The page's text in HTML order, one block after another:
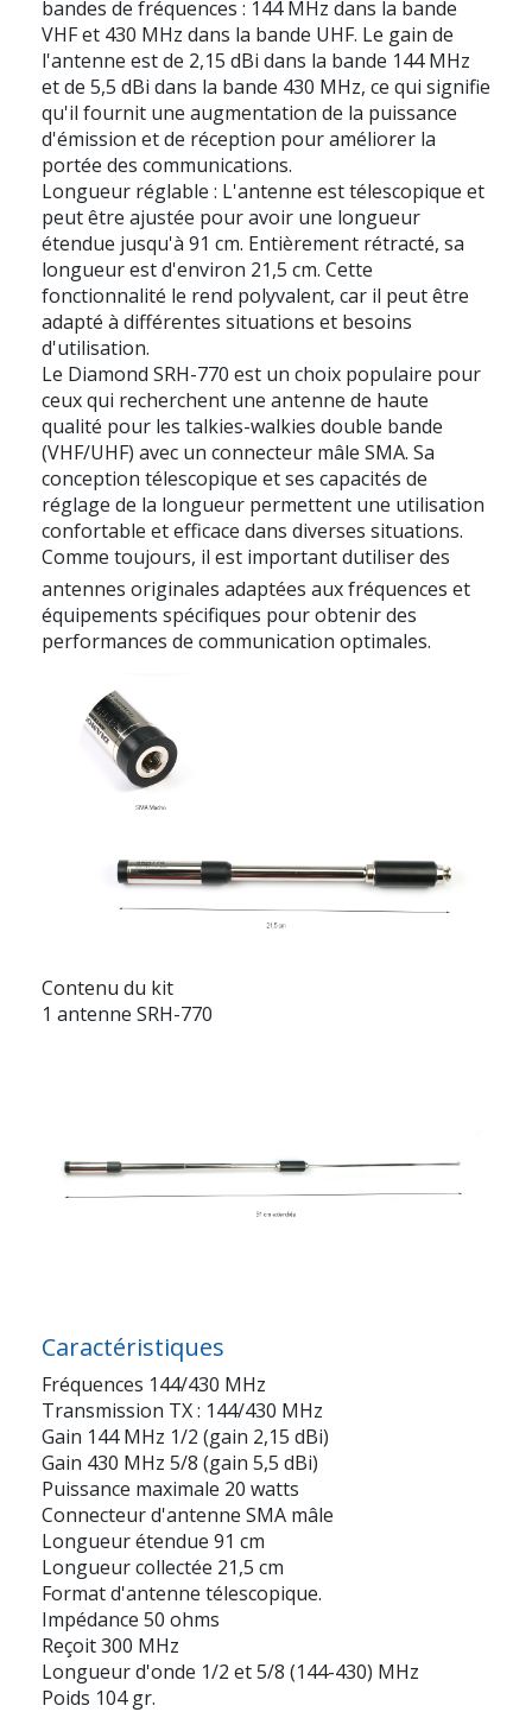
bandes de fréquences : 144 MHz dans la bande
VHF et 430 MHz dans la bande UHF. Le gain de
l'antenne est de 2,15 dBi dans la bande 144 MHz
et de 5,5 dBi dans la bande 430 MHz, ce qui signifie
qu'il fournit une augmentation de la puissance
d'émission et de réception pour améliorer la
portée des communications.
Longueur réglable : L'antenne est télescopique et
peut être ajustée pour avoir une longueur
étendue jusqu'à 91 cm. Entièrement rétracté, sa
longueur est d'environ 21,5 cm. Cette
fonctionnalité le rend polyvalent, car il peut être
adapté à différentes situations et besoins
d'utilisation.
Le Diamond SRH-770 est un choix populaire pour
ceux qui recherchent une antenne de haute
qualité pour les talkies-walkies double bande
(VHF/UHF) avec un connecteur mâle SMA. Sa
conception télescopique et ses capacités de
réglage de la longueur permettent une utilisation
confortable et efficace dans diverses situations.
Comme toujours, il est important dutiliser des
antennes originales adaptées aux fréquences et
équipements spécifiques pour obtenir des
performances de communication optimales.
Contenu du kit
1 antenne SRH-770
Caractéristiques
Fréquences 144/430 MHz
Transmission TX : 144/430 MHz
Gain 144 MHz 1/2 (gain 2,15 dBi)
Gain 430 MHz 5/8 (gain 5,5 dBi)
Puissance maximale 20 watts
Connecteur d'antenne SMA mâle
Longueur étendue 91 cm
Longueur collectée 21,5 cm
Format d'antenne télescopique.
Impédance 50 ohms
Reçoit 300 MHz
Longueur d'onde 1/2 et 5/8 (144-430) MHz
Poids 104 gr.